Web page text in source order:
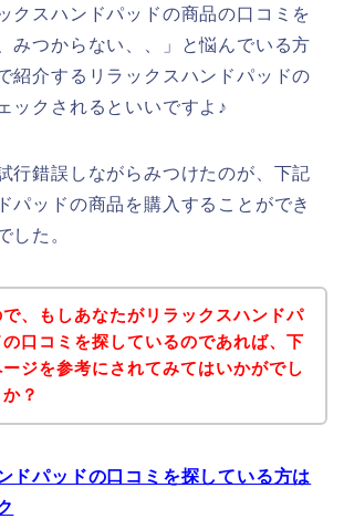
クスハンドパッドの商品の口コミを
みつからない、、」と悩んでいる方
紹介するリラックスハンドパッドの
ックされるといいですよ♪
行錯誤しながらみつけたのが、下記
パッドの商品を購入することができ
した。
、もしあなたがリラックスハンドパ
の口コミを探しているのであれば、下
ジを参考にされてみてはいかがでし
？
ドパッドの口コミを探している方は